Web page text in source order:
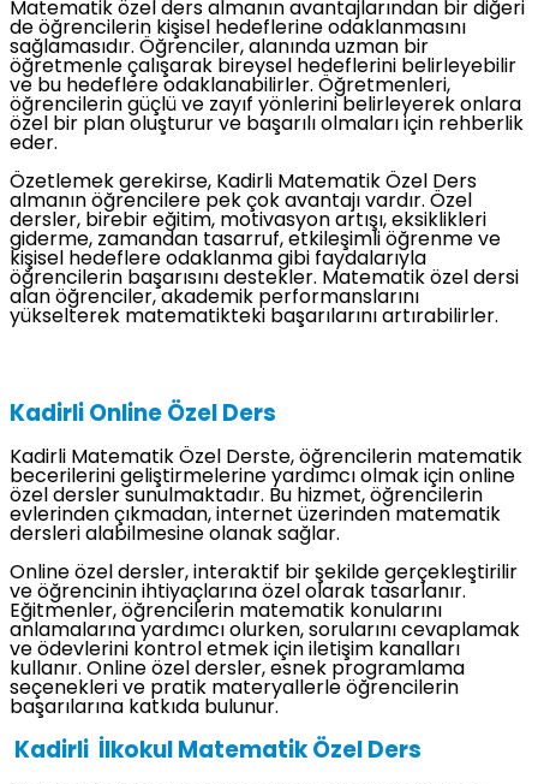
Matematik özel ders almanın avantajlarından bir diğeri
de öğrencilerin kişisel hedeflerine odaklanmasını
sağlamasıdır. Öğrenciler, alanında uzman bir
öğretmenle çalışarak bireysel hedeflerini belirleyebilir
ve bu hedeflere odaklanabilirler. Öğretmenleri,
öğrencilerin güçlü ve zayıf yönlerini belirleyerek onlara
özel bir plan oluşturur ve başarılı olmaları için rehberlik
eder.
Özetlemek gerekirse, Kadirli Matematik Özel Ders
almanın öğrencilere pek çok avantajı vardır. Özel
dersler, birebir eğitim, motivasyon artışı, eksiklikleri
giderme, zamandan tasarruf, etkileşimli öğrenme ve
kişisel hedeflere odaklanma gibi faydalarıyla
öğrencilerin başarısını destekler. Matematik özel dersi
alan öğrenciler, akademik performanslarını
yükselterek matematikteki başarılarını artırabilirler.
Kadirli Online Özel Ders
Kadirli Matematik Özel Derste, öğrencilerin matematik
becerilerini geliştirmelerine yardımcı olmak için online
özel dersler sunulmaktadır. Bu hizmet, öğrencilerin
evlerinden çıkmadan, internet üzerinden matematik
dersleri alabilmesine olanak sağlar.
Online özel dersler, interaktif bir şekilde gerçekleştirilir
ve öğrencinin ihtiyaçlarına özel olarak tasarlanır.
Eğitmenler, öğrencilerin matematik konularını
anlamalarına yardımcı olurken, sorularını cevaplamak
ve ödevlerini kontrol etmek için iletişim kanalları
kullanır. Online özel dersler, esnek programlama
seçenekleri ve pratik materyallerle öğrencilerin
başarılarına katkıda bulunur.
Kadirli İlkokul Matematik Özel Ders